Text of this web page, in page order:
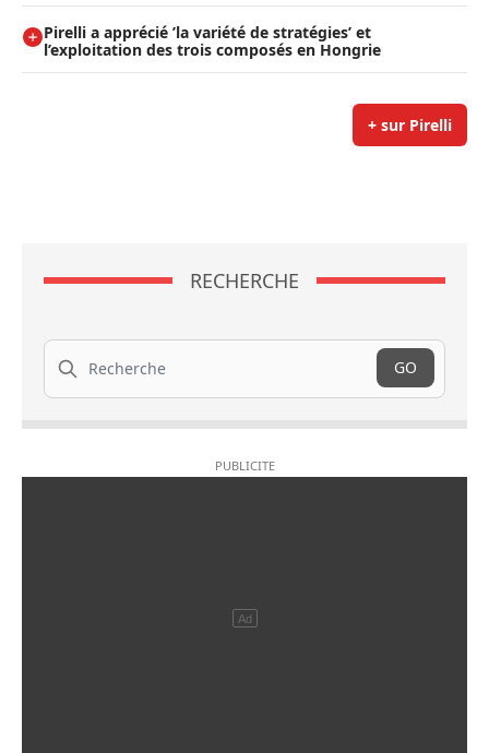
Pirelli a apprécié ’la variété de stratégies’ et
l’exploitation des trois composés en Hongrie
+ sur Pirelli
RECHERCHE
Recherche
GO